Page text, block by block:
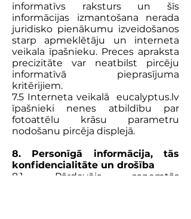
informatīvs raksturs un šīs
informācijas izmantošana nerada
juridisko pienākumu izveidošanos
starp apmeklētāju un interneta
veikala īpašnieku. Preces apraksta
precizitāte var neatbilst pircēju
informatīvā pieprasījuma
kritērijiem.
7.5 Interneta veikalā eucalyptus.lv
īpašnieki nenes atbildību par
fotoattēlu krāsu parametru
nodošanu pircēja displejā.
8. Personīgā informācija, tās
konfidencialitāte un drošība
8.1. Pārdevēja saņemtās